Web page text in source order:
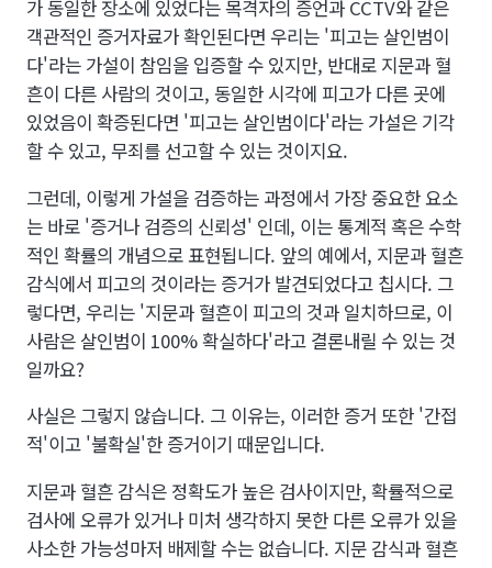
가 동일한 장소에 있었다는 목격자의 증언과 CCTV와 같은
객관적인 증거자료가 확인된다면 우리는 '피고는 살인범이
다'라는 가설이 참임을 입증할 수 있지만, 반대로 지문과 혈
흔이 다른 사람의 것이고, 동일한 시각에 피고가 다른 곳에
있었음이 확증된다면 '피고는 살인범이다'라는 가설은 기각
할 수 있고, 무죄를 선고할 수 있는 것이지요.
그런데, 이렇게 가설을 검증하는 과정에서 가장 중요한 요소
는 바로 '증거나 검증의 신뢰성' 인데, 이는 통계적 혹은 수학
적인 확률의 개념으로 표현됩니다. 앞의 예에서, 지문과 혈흔
감식에서 피고의 것이라는 증거가 발견되었다고 칩시다. 그
렇다면, 우리는 '지문과 혈흔이 피고의 것과 일치하므로, 이
사람은 살인범이 100% 확실하다'라고 결론내릴 수 있는 것
일까요?
사실은 그렇지 않습니다. 그 이유는, 이러한 증거 또한 '간접
적'이고 '불확실'한 증거이기 때문입니다.
지문과 혈흔 감식은 정확도가 높은 검사이지만, 확률적으로
검사에 오류가 있거나 미처 생각하지 못한 다른 오류가 있을
사소한 가능성마저 배제할 수는 없습니다. 지문 감식과 혈흔